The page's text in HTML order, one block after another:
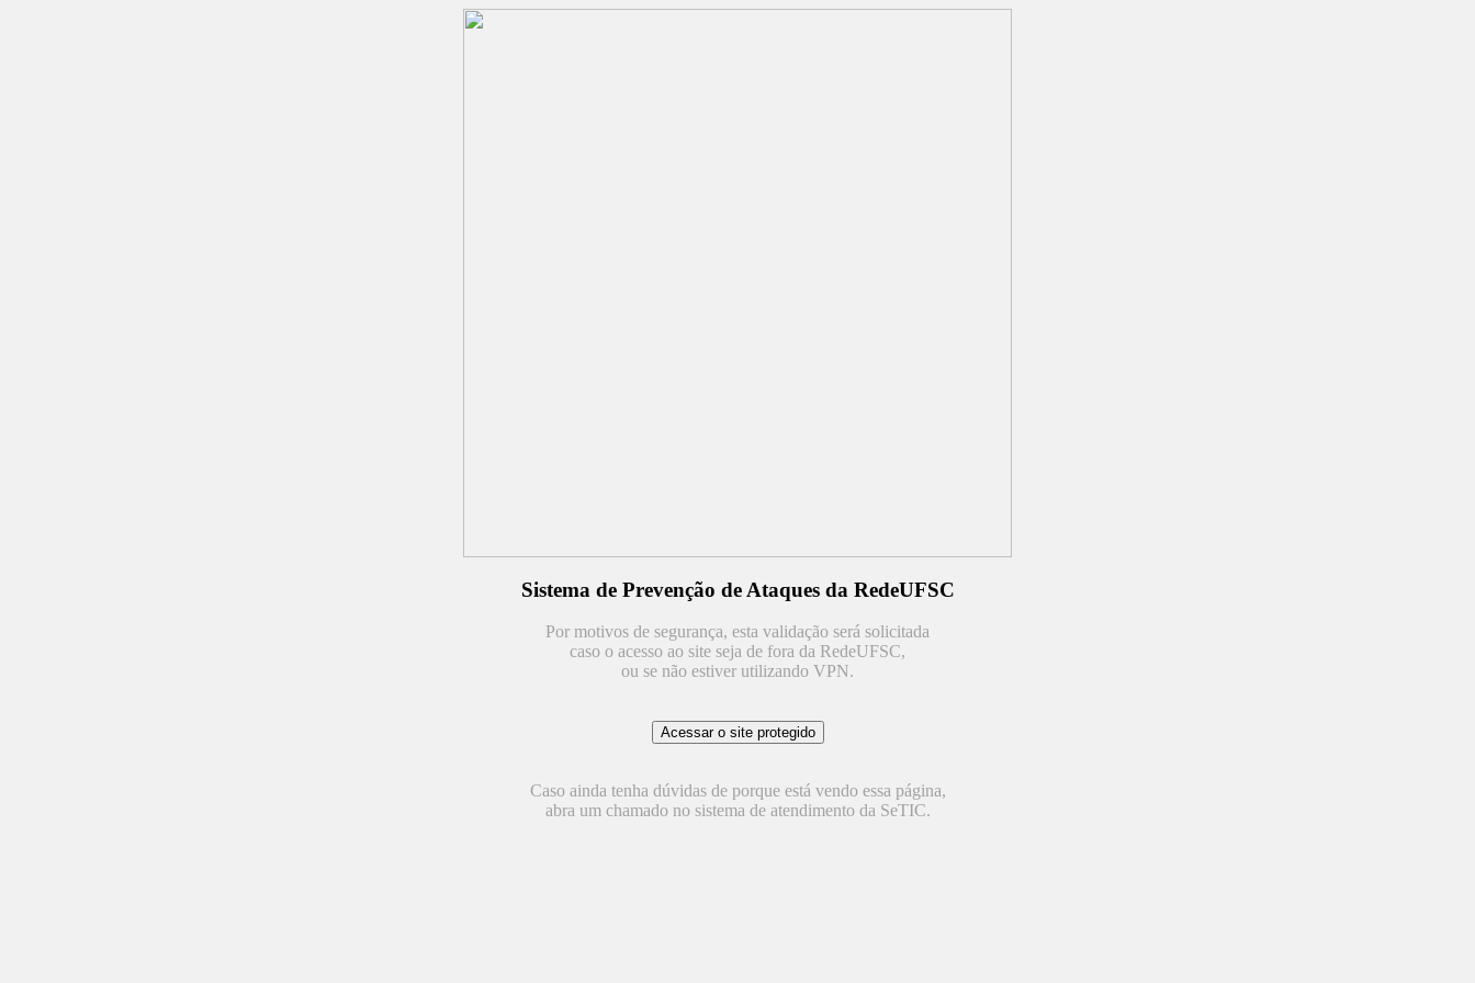
Sistema de Prevenção de Ataques da RedeUFSC
Por motivos de segurança, esta validação será solicitada
caso o acesso ao site seja de fora da RedeUFSC,
ou se não estiver utilizando VPN.
Caso ainda tenha dúvidas de porque está vendo essa página,
abra um chamado no sistema de atendimento da SeTIC.